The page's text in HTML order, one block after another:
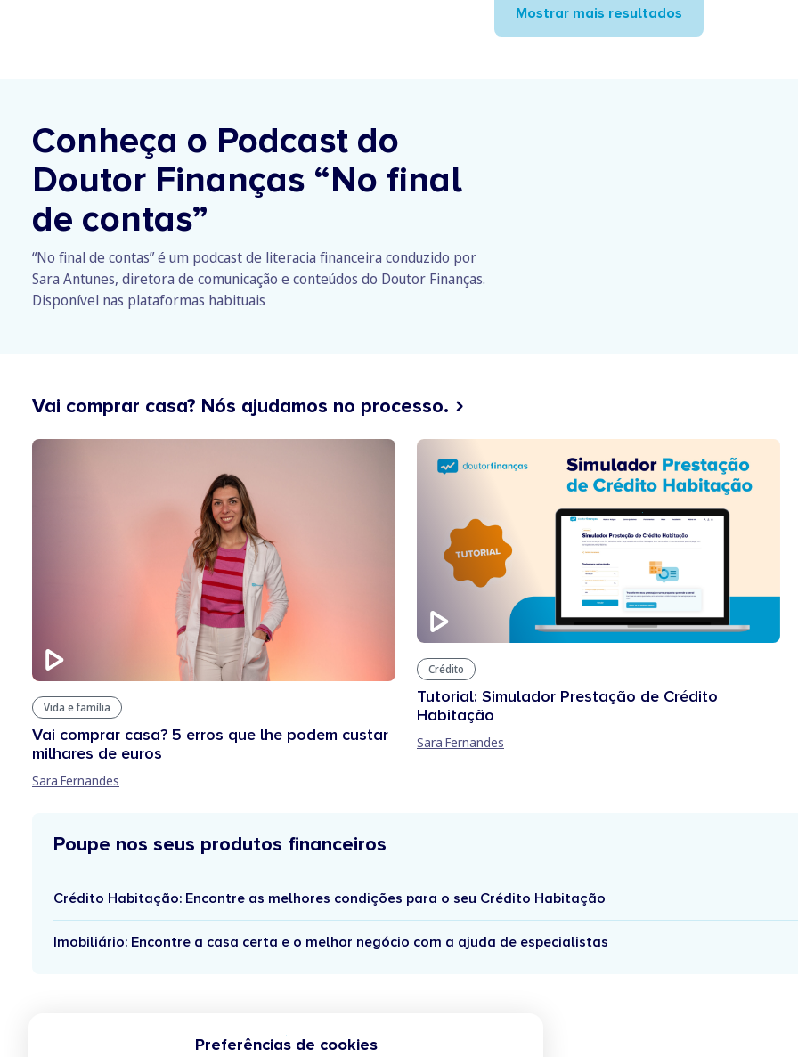
Mostrar mais resultados
Conheça o Podcast do
Doutor Finanças “No final
de contas”
“No final de contas” é um podcast de literacia financeira conduzido por
Sara Antunes, diretora de comunicação e conteúdos do Doutor Finanças.
Disponível nas plataformas habituais
Vai comprar casa? Nós ajudamos no processo.
Vida e família
Vai comprar casa? 5 erros que lhe podem custar
milhares de euros
Sara Fernandes
Crédito
Tutorial: Simulador Prestação de Crédito
Habitação
Sara Fernandes
Poupe nos seus produtos financeiros
Crédito Habitação: Encontre as melhores condições para o seu Crédito Habitação
Imobiliário: Encontre a casa certa e o melhor negócio com a ajuda de especialistas
Preferências de cookies